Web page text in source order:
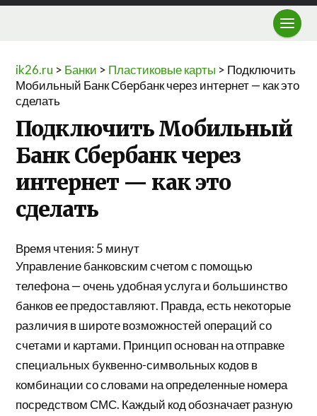
ik26.ru > Банки > Пластиковые карты > Подключить
Мобильный Банк Сбербанк через интернет — как это
сделать
Подключить Мобильный
Банк Сбербанк через
интернет — как это
сделать
Время чтения:5 минут
Управление банковским счетом с помощью
телефона — очень удобная услуга и большинство
банков ее предоставляют. Правда, есть некоторые
различия в широте возможностей операций со
счетами и картами. Принцип основан на отправке
специальных буквенно-символьных кодов в
комбинации со словами на определенные номера
посредством СМС. Каждый код обозначает разную